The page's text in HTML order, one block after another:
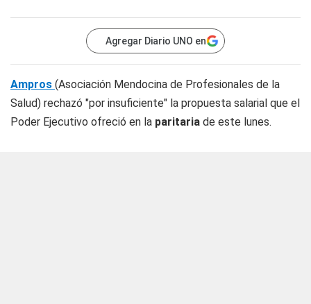
Agregar Diario UNO en
Ampros (Asociación Mendocina de Profesionales de la
Salud) rechazó "por insuficiente" la propuesta salarial que el
Poder Ejecutivo ofreció en la paritaria de este lunes.